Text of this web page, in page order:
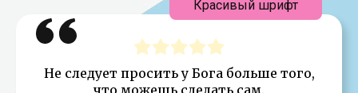
Не следует просить у Бога больше того,
что можешь сделать сам.
Красивый шрифт